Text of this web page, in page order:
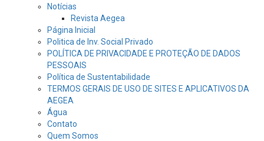
Notícias
Revista Aegea
Página Inicial
Politica de Inv. Social Privado
POLÍTICA DE PRIVACIDADE E PROTEÇÃO DE DADOS
PESSOAIS
Política de Sustentabilidade
TERMOS GERAIS DE USO DE SITES E APLICATIVOS DA
AEGEA
Água
Contato
Quem Somos